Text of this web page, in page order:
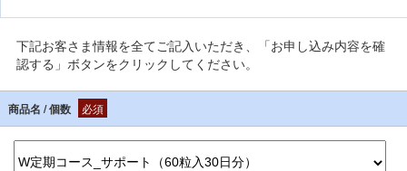
下記お客さま情報を全てご記入いただき、「お申し込み内容を確
認する」ボタンをクリックしてください。
商品名 / 個数 必須